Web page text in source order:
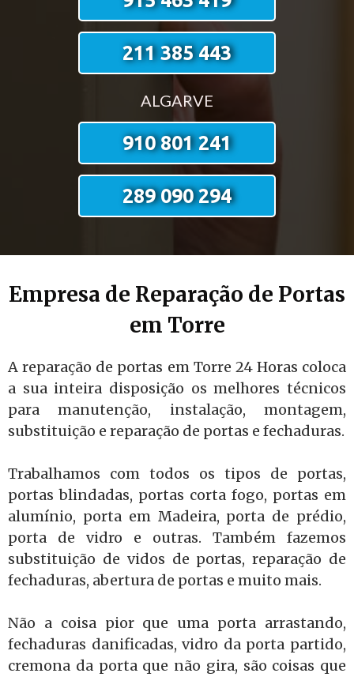
211 385 443
ALGARVE
910 801 241
289 090 294
Empresa de Reparação de Portas
em Torre
A reparação de portas em Torre 24 Horas coloca
a sua inteira disposição os melhores técnicos
para manutenção, instalação, montagem,
substituição e reparação de portas e fechaduras.
Trabalhamos com todos os tipos de portas,
portas blindadas, portas corta fogo, portas em
alumínio, porta em Madeira, porta de prédio,
porta de vidro e outras. Também fazemos
substituição de vidos de portas, reparação de
fechaduras, abertura de portas e muito mais.
Não a coisa pior que uma porta arrastando,
fechaduras danificadas, vidro da porta partido,
cremona da porta que não gira, são coisas que